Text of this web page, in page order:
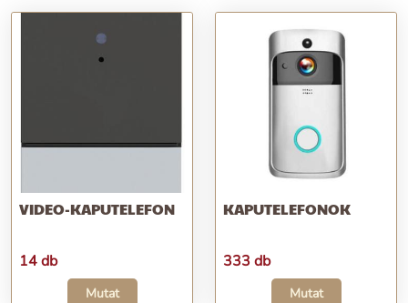
VIDEO-KAPUTELEFON
14 db
Mutat
KAPUTELEFONOK
333 db
Mutat